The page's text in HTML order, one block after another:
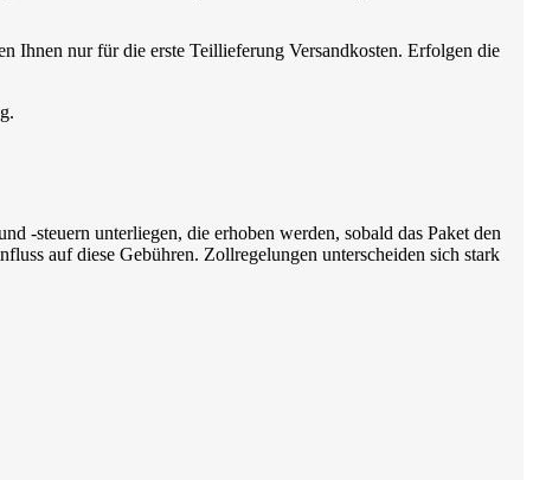
Ihnen nur für die erste Teillieferung Versandkosten. Erfolgen die
-steuern unterliegen, die erhoben werden, sobald das Paket den
auf diese Gebühren. Zollregelungen unterscheiden sich stark